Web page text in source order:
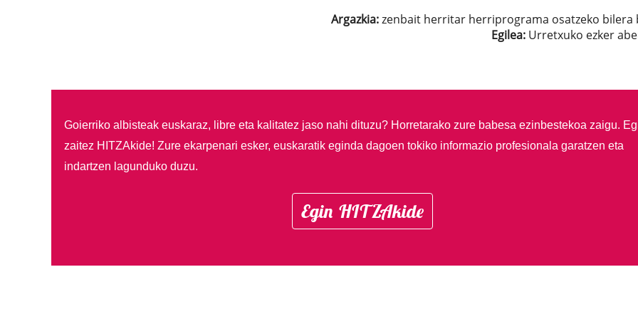
Argazkia:zenbait herritar herriprograma osatzeko bilera
Egilea:Urretxuko ezker
Goierriko albisteak euskaraz, libre eta kalitatez jaso nahi dituzu? Horretarako zure babesa ezinbestekoa zaigu.
zaitez HITZAkide! Zure ekarpenari esker, euskaratik eginda dagoen tokiko informazio profesionala garatzen eta
indartzen lagunduko duzu.
Egin HITZAkide